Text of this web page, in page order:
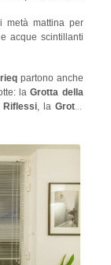
nella grotta. È
e da lì una
Azzurra si
metà mattina per
acque scintillanti
partono anche
laGrotta della
Riflessi, laGrotta
a causa
Grotta Azzurra è
si può scoprire la